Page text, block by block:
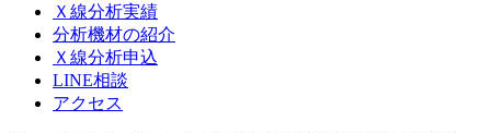
Ｘ線分析実績
分析機材の紹介
Ｘ線分析申込
LINE相談
アクセス